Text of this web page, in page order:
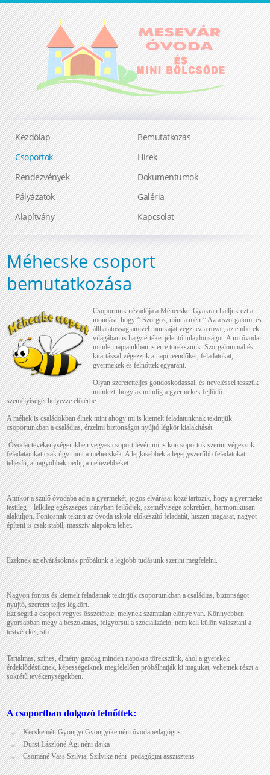
Kezdőlap
Bemutatkozás
Csoportok
Hírek
Rendezvények
Dokumentumok
Pályázatok
Galéria
Alapítvány
Kapcsolat
Méhecske csoport
bemutatkozása
Csoportunk névadója a Méhecske. Gyakran halljuk ezt a
mondást, hogy ’’ Szorgos, mint a méh ’’ Az a szorgalom, és
állhatatosság amivel munkáját végzi ez a rovar, az emberek
világában is hagy értéket jelentő tulajdonságot. A mi óvodai
mindennapjainkban is erre törekszünk. Szorgalommal és
kitartással végezzük a napi teendőket, feladatokat,
gyermekek és felnőttek egyaránt.
Olyan szeretetteljes gondoskodással, és neveléssel tesszük
mindezt, hogy az mindig a gyermekek fejlődő
személyiségét helyezze előtérbe.
A méhek is családokban élnek mint ahogy mi is kiemelt feladatunknak tekintjük
csoportunkban a családias, érzelmi biztonságot nyújtó légkör kialakítását.
Óvodai tevékenységeinkben vegyes csoport lévén mi is korcsoportok szerint végezzük
feladatainkat csak úgy mint a méhecskék. A legkisebbek a legegyszerűbb feladatokat
teljesíti, a nagyobbak pedig a nehezebbeket.
Amikor a szülő óvodába adja a gyermekét, jogos elvárásai közé tartozik, hogy a gyermeke
testileg – lelkileg egészséges irányban fejlődjék, személyisége sokrétűen, harmonikusan
alakuljon. Fontosnak tekinti az óvoda iskola-előkészítő feladatát, hiszen magasat, nagyot
építeni is csak stabil, masszív alapokra lehet.
Ezeknek az elvárásoknak próbálunk a legjobb tudásunk szerint megfelelni.
Nagyon fontos és kiemelt feladatnak tekintjük csoportunkban a családias, biztonságot
nyújtó, szeretet teljes légkört.
Ezt segíti a csoport vegyes összetétele, melynek számtalan előnye van. Könnyebben
gyorsabban megy a beszoktatás, felgyorsul a szocializáció, nem kell külön választani a
testvéreket, stb.
Tartalmas, színes, élmény gazdag minden napokra törekszünk, ahol a gyerekek
érdeklődésüknek, képességeiknek megfelelően próbálhatják ki magukat, vehetnek részt a
sokrétű tevékenységekben.
A csoportban dolgozó felnőttek:
Kecskeméti Gyöngyi Gyöngyike néni óvodapedagógus
Durst Lászlóné Ági néni dajka
Csománé Vass Szilvia, Szilvike néni- pedagógiai asszisztens